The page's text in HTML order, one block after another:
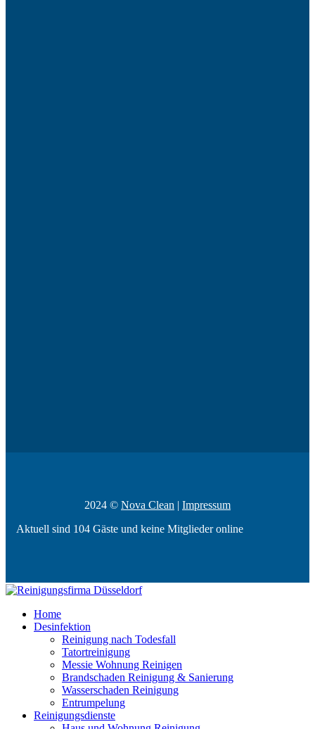
2024 © Nova Clean | Impressum
Aktuell sind 104 Gäste und keine Mitglieder online
Home
Desinfektion
Reinigung nach Todesfall
Tatortreinigung
Messie Wohnung Reinigen
Brandschaden Reinigung & Sanierung
Wasserschaden Reinigung
Entrumpelung
Reinigungsdienste